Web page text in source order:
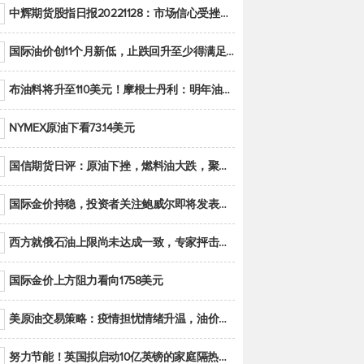
中辉期货股指日报20221128：市场信心受挫，股指全线回调
国际油价创11个月新低，止跌回升至少得满足二大条件之一
布油料将升至110美元！摩根士丹利：明年油市面临七大不确定性
NYMEX原油下看73.14美元
国信期货日评：原油下挫，燃料油大跌，聚烯烃谨慎回调
国际金价持稳，投资者关注鲍威尔即将发表的讲话
西方就俄石油上限尚未达成一致，专家抨击限价是无用功
国际金价上方阻力看向1758美元
美原油交易策略：疫情担忧情绪升温，油价跌创年内新低
努力节能！英国拟启动10亿英镑的家庭隔热工程 减少能源消耗